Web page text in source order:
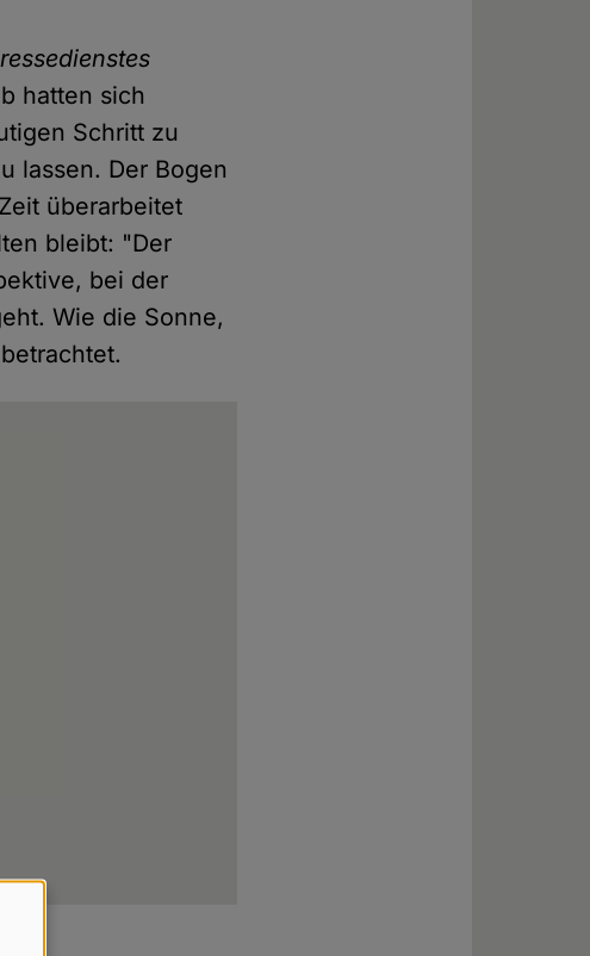
hatten sich
Schritt zu
lassen. Der Bogen
überarbeitet
bleibt: "Der
bei der
Wie die Sonne,